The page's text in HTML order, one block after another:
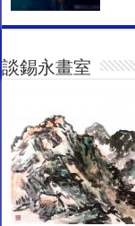
談錫永畫室